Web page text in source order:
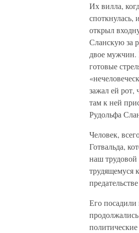
Их вилла,
споткнулась,
открыл
Сланскую за
двое мужчин.
готовые
зажал ей рот,
там к ней
Рудольфа
Человек,
Готвальда,
наш трудовой
трудящемуся
Его